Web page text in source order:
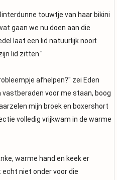
touwtje van haar bikini
gaan we nu doen aan die
laat een lid natuurlijk nooit
lid zitten."
afhelpen?" zei Eden
voor me staan, boog
mijn broek en boxershort
volledig vrijkwam in de warme
warme hand en keek er
echt niet onder voor die